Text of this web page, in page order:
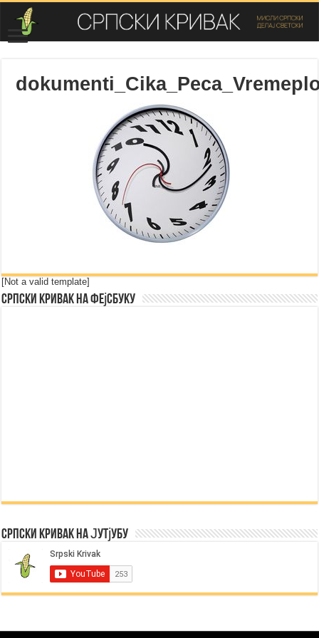
[Not a valid template]
Српски Кривак на Фејсбуку
Српски Кривак на Јутјубу